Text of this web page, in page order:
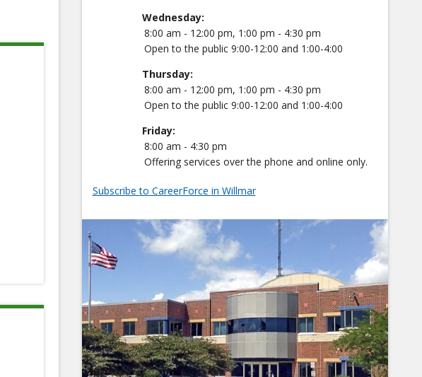
Wednesday:
8:00 am - 12:00 pm, 1:00 pm - 4:30 pm
Open to the public 9:00-12:00 and 1:00-4:00
Thursday:
8:00 am - 12:00 pm, 1:00 pm - 4:30 pm
Open to the public 9:00-12:00 and 1:00-4:00
Friday:
8:00 am - 4:30 pm
Offering services over the phone and online only.
Subscribe to CareerForce in Willmar